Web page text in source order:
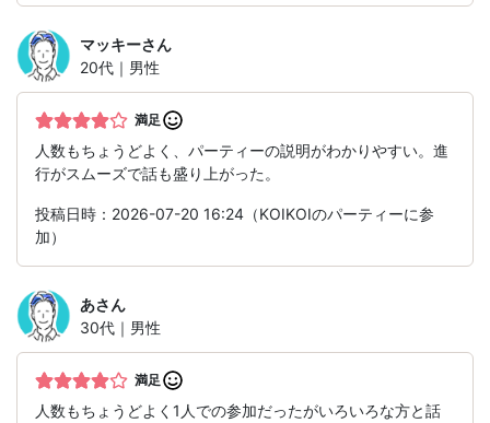
マッキーさん
20代｜男性
満足
人数もちょうどよく、パーティーの説明がわかりやすい。進
行がスムーズで話も盛り上がった。
投稿日時：2026-07-20 16:24（KOIKOIのパーティーに参
加）
あさん
30代｜男性
満足
人数もちょうどよく1人での参加だったがいろいろな方と話